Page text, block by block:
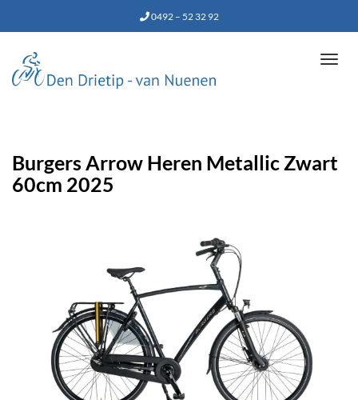
0492 – 52 32 92
Burgers Arrow Heren Metallic Zwart
60cm 2025